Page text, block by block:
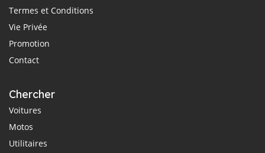
Termes et Conditions
Vie Privée
Promotion
Contact
Chercher
Voitures
Motos
Utilitaires